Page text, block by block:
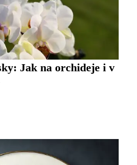
Jak na orchideje i v